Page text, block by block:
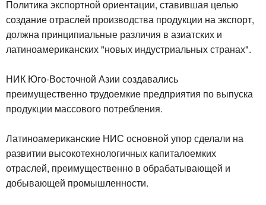
Политика экспортной ориентации, ставившая целью
создание отраслей производства продукции на экспорт,
должна принципиальные различия в азиатских и
латиноамериканских "новых индустриальных странах".
НИК Юго-Восточной Азии создавались
преимущественно трудоемкие предприятия по выпуска
продукции массового потребления.
Латиноамериканские НИС основной упор сделали на
развитии высокотехнологичных капиталоемких
отраслей, преимущественно в обрабатывающей и
добывающей промышленности.